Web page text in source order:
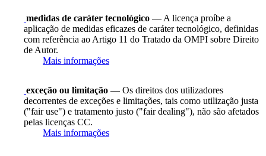
medidas de caráter tecnológico — A licença proíbe a
aplicação de medidas eficazes de caráter tecnológico, definidas
com referência ao Artigo 11 do Tratado da OMPI sobre Direito
de Autor.
Mais informações
exceção ou limitação — Os direitos dos utilizadores
decorrentes de exceções e limitações, tais como utilização justa
("fair use") e tratamento justo ("fair dealing"), não são afetados
pelas licenças CC.
Mais informações